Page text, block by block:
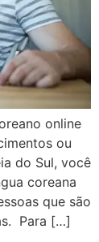
online
ou
do Sul, você
coreana
que são
Para […]